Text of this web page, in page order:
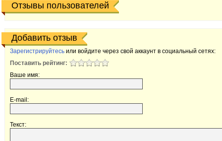
Отзывы пользователей
Добавить отзыв
Зарегистрируйтесь или войдите через свой аккаунт в социальный сетях:
Поставить рейтинг:
Ваше имя:
E-mail:
Текст: